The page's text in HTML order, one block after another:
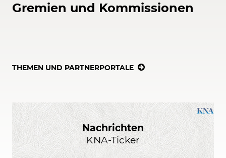
Gremien und Kommissionen
THEMEN UND PARTNERPORTALE
Nachrichten
KNA-Ticker